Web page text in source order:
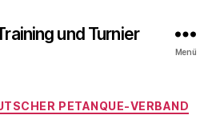
und Turnier
Menü
Kategorien
PETANQUE-VERBAND